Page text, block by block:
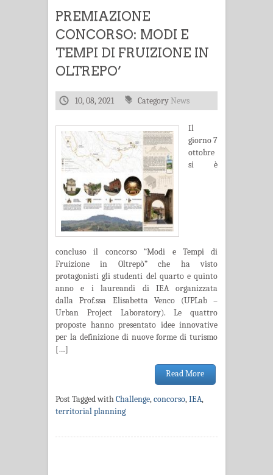
PREMIAZIONE
CONCORSO: MODI E
TEMPI DI FRUIZIONE IN
OLTREPO’
10, 08, 2021 CategoryNews
Il
giorno 7
ottobre
si è
concluso il concorso “Modi e Tempi di
Fruizione in Oltrepò” che ha visto
protagonisti gli studenti del quarto e quinto
anno e i laureandi di IEA organizzata
dalla Prof.ssa Elisabetta Venco (UPLab –
Urban Project Laboratory). Le quattro
proposte hanno presentato idee innovative
per la definizione di nuove forme di turismo
[…]
Read More
Post Tagged withChallenge,concorso,IEA,
territorial planning